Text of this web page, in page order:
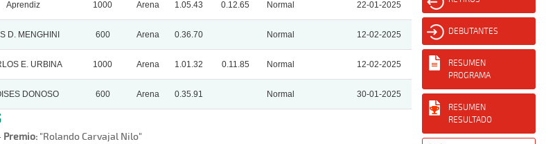
Aprendiz 1000 Arena 1.05.43 0.12.65 Normal 22-01-2025
D. MENGHINI 600 Arena 0.36.70 Normal 12-02-2025
E. URBINA 1000 Arena 1.01.32 0.11.85 Normal 12-02-2025
DONOSO 600 Arena 0.35.91 Normal 30-01-2025
Premio:"Rolando Carvajal Nilo"
DEBUTANTES
RESUMEN
PROGRAMA
RESUMEN
RESULTADO